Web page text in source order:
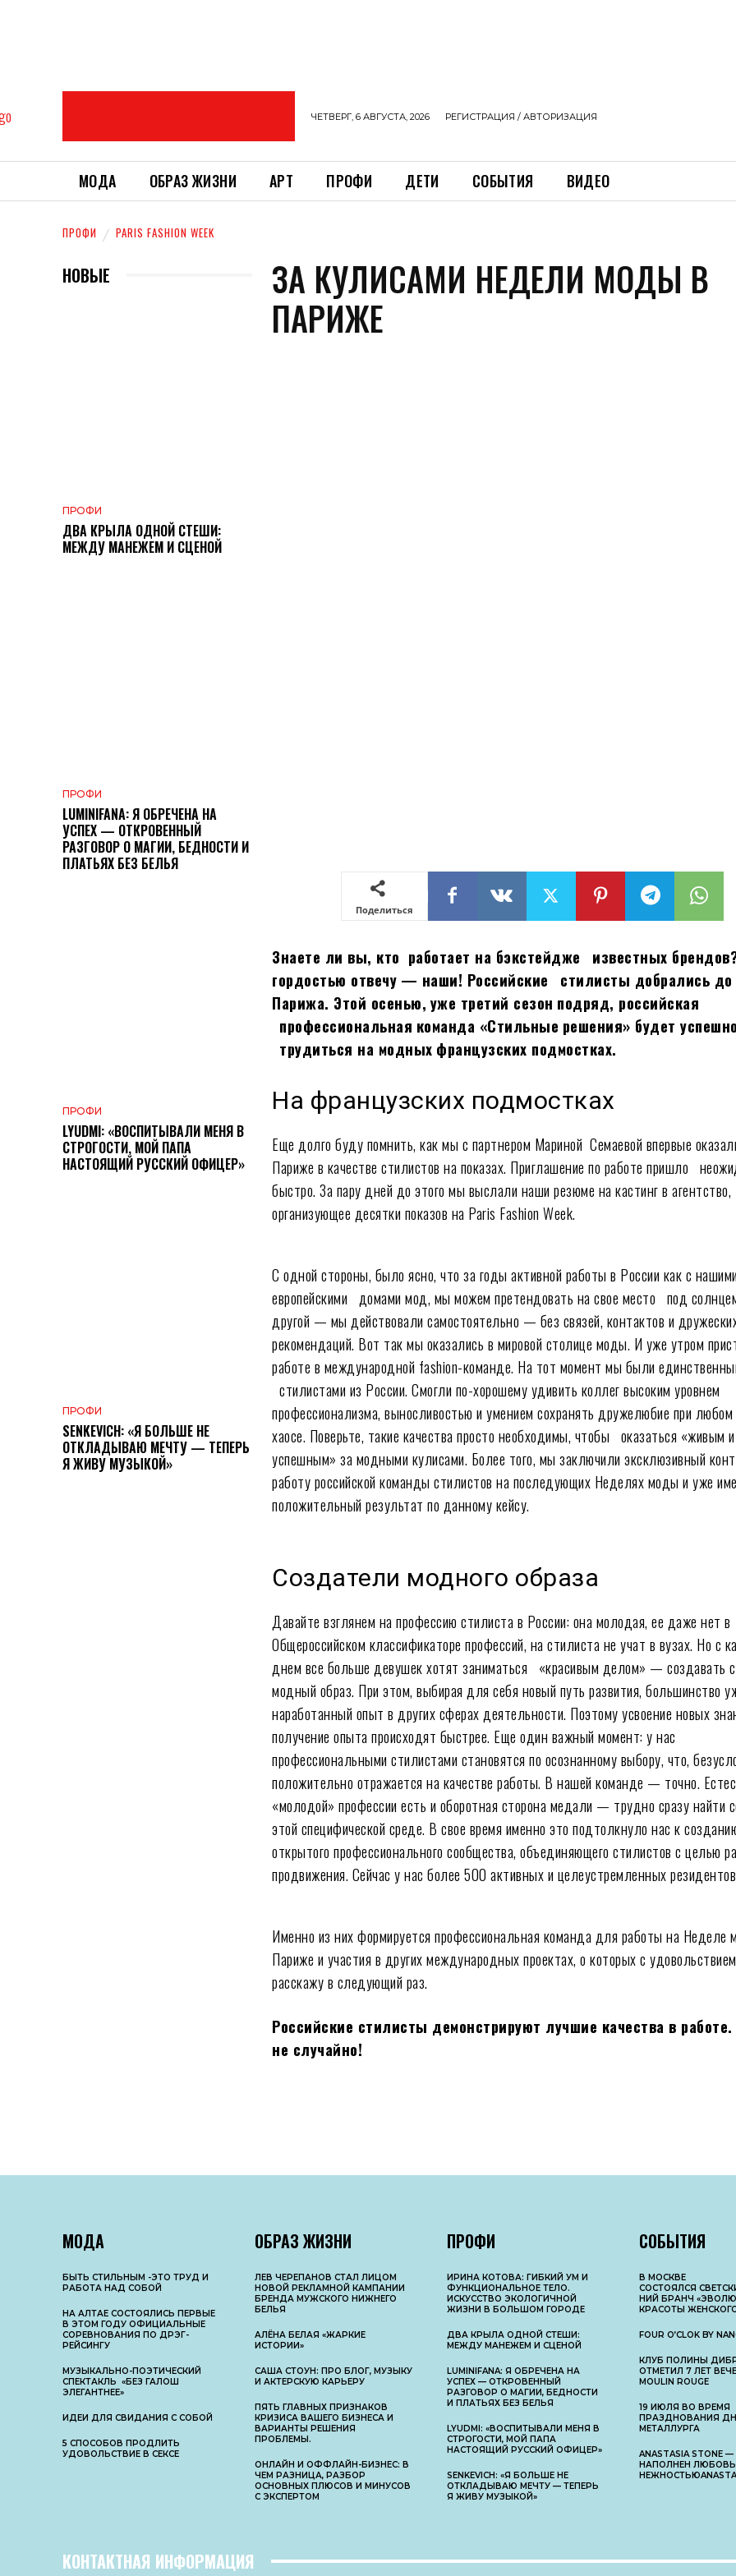
ЧЕТВЕРГ, 6 АВГУСТА, 2026 РЕГИСТРАЦИЯ / АВТОРИЗАЦИЯ
МОДА ОБРАЗ ЖИЗНИ АРТ ПРОФИ ДЕТИ СОБЫТИЯ ВИДЕО
ПРОФИ PARIS FASHION WEEK
НОВЫЕ
ПРОФИ
ДВА КРЫЛА ОДНОЙ СТЕШИ:
МЕЖДУ МАНЕЖЕМ И СЦЕНОЙ
ПРОФИ
LUMINIFANA: Я ОБРЕЧЕНА НА
УСПЕХ — ОТКРОВЕННЫЙ
РАЗГОВОР О МАГИИ, БЕДНОСТИ И
ПЛАТЬЯХ БЕЗ БЕЛЬЯ
ПРОФИ
LYUDMI: «ВОСПИТЫВАЛИ МЕНЯ В
СТРОГОСТИ, МОЙ ПАПА
НАСТОЯЩИЙ РУССКИЙ ОФИЦЕР»
ПРОФИ
SENKEVICH: «Я БОЛЬШЕ НЕ
ОТКЛАДЫВАЮ МЕЧТУ — ТЕПЕРЬ
Я ЖИВУ МУЗЫКОЙ»
ЗА КУЛИСАМИ НЕДЕЛИ МОДЫ В
ПАРИЖЕ
Поделиться
Знаете ли вы, кто работает на бэкстейдже известных
гордостью отвечу — наши! Российские
стилисты добрались до
Парижа. Этой осенью, уже третий сезон подряд, российская
профессиональная команда «Стильные решения» будет успешно
трудиться на модных французских подмостках.
На французских подмостках
Еще долго буду помнить, как мы с партнером Мариной Семаевой впервые
Париже в качестве стилистов на показах. Приглашение по работе пришло
быстро. За пару дней до этого мы выслали наши резюме на кастинг в агентство,
организующее десятки показов на Paris Fashion Week.
С одной стороны, было ясно, что за годы активной работы в России как с
европейскими домами мод, мы можем претендовать на свое место под
другой — мы действовали самостоятельно — без связей, контактов и
рекомендаций. Вот так мы оказались в мировой столице моды. И уже утром
работе в международной fashion-команде. На тот момент мы были
стилистами из России. Смогли по-хорошему удивить коллег высоким уровнем
профессионализма, выносливостью и умением сохранять дружелюбие при
хаосе. Поверьте, такие качества просто необходимы, чтобы оказаться «живым и
успешным» за модными кулисами. Более того, мы заключили эксклюзивный
работу российской команды стилистов на последующих Неделях моды и уже
положительный результат по данному кейсу.
Создатели модного образа
Давайте взглянем на профессию стилиста в России: она молодая, ее даже нет в
Общероссийском классификаторе профессий, на стилиста не учат в вузах. Но с
днем все больше девушек хотят заниматься «красивым делом» — создавать
модный образ. При этом, выбирая для себя новый путь развития, большинство
наработанный опыт в других сферах деятельности. Поэтому усвоение новых
получение опыта происходят быстрее. Еще один важный момент: у нас
профессиональными стилистами становятся по осознанному выбору, что,
положительно отражается на качестве работы. В нашей команде — точно.
«молодой» профессии есть и оборотная сторона медали — трудно сразу найти
этой специфической среде. В свое время именно это подтолкнуло нас к
открытого профессионального сообщества, объединяющего стилистов с целью
продвижения. Сейчас у нас более 500 активных и целеустремленных
Именно из них формируется профессиональная команда для работы на Неделе
Париже и участия в других международных проектах, о которых с удовольствием
расскажу в следующий раз.
Российские стилисты демонстрируют лучшие качества в
не случайно!
МОДА
БЫТЬ СТИЛЬНЫМ -ЭТО ТРУД И
РАБОТА НАД СОБОЙ
НА АЛТАЕ СОСТОЯЛИСЬ ПЕРВЫЕ
В ЭТОМ ГОДУ ОФИЦИАЛЬНЫЕ
СОРЕВНОВАНИЯ ПО ДРЭГ-
РЕЙСИНГУ
МУЗЫКАЛЬНО-ПОЭТИЧЕСКИЙ
СПЕКТАКЛЬ «БЕЗ ГАЛОШ
ЭЛЕГАНТНЕЕ»
ИДЕИ ДЛЯ СВИДАНИЯ С СОБОЙ
5 СПОСОБОВ ПРОДЛИТЬ
УДОВОЛЬСТВИЕ В СЕКСЕ
ОБРАЗ ЖИЗНИ
ЛЕВ ЧЕРЕПАНОВ СТАЛ ЛИЦОМ
НОВОЙ РЕКЛАМНОЙ КАМПАНИИ
БРЕНДА МУЖСКОГО НИЖНЕГО
БЕЛЬЯ
АЛЁНА БЕЛАЯ «ЖАРКИЕ
ИСТОРИИ»
САША СТОУН: ПРО БЛОГ, МУЗЫКУ
И АКТЕРСКУЮ КАРЬЕРУ
ПЯТЬ ГЛАВНЫХ ПРИЗНАКОВ
КРИЗИСА ВАШЕГО БИЗНЕСА И
ВАРИАНТЫ РЕШЕНИЯ
ПРОБЛЕМЫ.
ОНЛАЙН И ОФФЛАЙН-БИЗНЕС: В
ЧЕМ РАЗНИЦА, РАЗБОР
ОСНОВНЫX ПЛЮСОВ И МИНУСОВ
С ЭКСПЕРТОМ
ПРОФИ
ИРИНА КОТОВА: ГИБКИЙ УМ И
ФУНКЦИОНАЛЬНОЕ ТЕЛО.
ИСКУССТВО ЭКОЛОГИЧНОЙ
ЖИЗНИ В БОЛЬШОМ ГОРОДЕ
ДВА КРЫЛА ОДНОЙ СТЕШИ:
МЕЖДУ МАНЕЖЕМ И СЦЕНОЙ
LUMINIFANA: Я ОБРЕЧЕНА НА
УСПЕХ — ОТКРОВЕННЫЙ
РАЗГОВОР О МАГИИ, БЕДНОСТИ
И ПЛАТЬЯХ БЕЗ БЕЛЬЯ
LYUDMI: «ВОСПИТЫВАЛИ МЕНЯ В
СТРОГОСТИ, МОЙ ПАПА
НАСТОЯЩИЙ РУССКИЙ ОФИЦЕР»
SENKEVICH: «Я БОЛЬШЕ НЕ
ОТКЛАДЫВАЮ МЕЧТУ — ТЕПЕРЬ
Я ЖИВУ МУЗЫКОЙ»
СОБЫТИЯ
В МОСКВЕ
СОСТОЯЛСЯ
НИЙ БРАНЧ
КРАСОТЫ
FOUR O’CLOK BY
КЛУБ ПОЛИНЫ
ОТМЕТИЛ 7 ЛЕТ
MOULIN ROUGE
19 ИЮЛЯ ВО ВРЕМЯ
ПРАЗДНОВАНИЯ
МЕТАЛЛУРГА
ANASTASIA STONE
НАПОЛНЕН
КОНТАКТНАЯ ИНФОРМАЦИЯ